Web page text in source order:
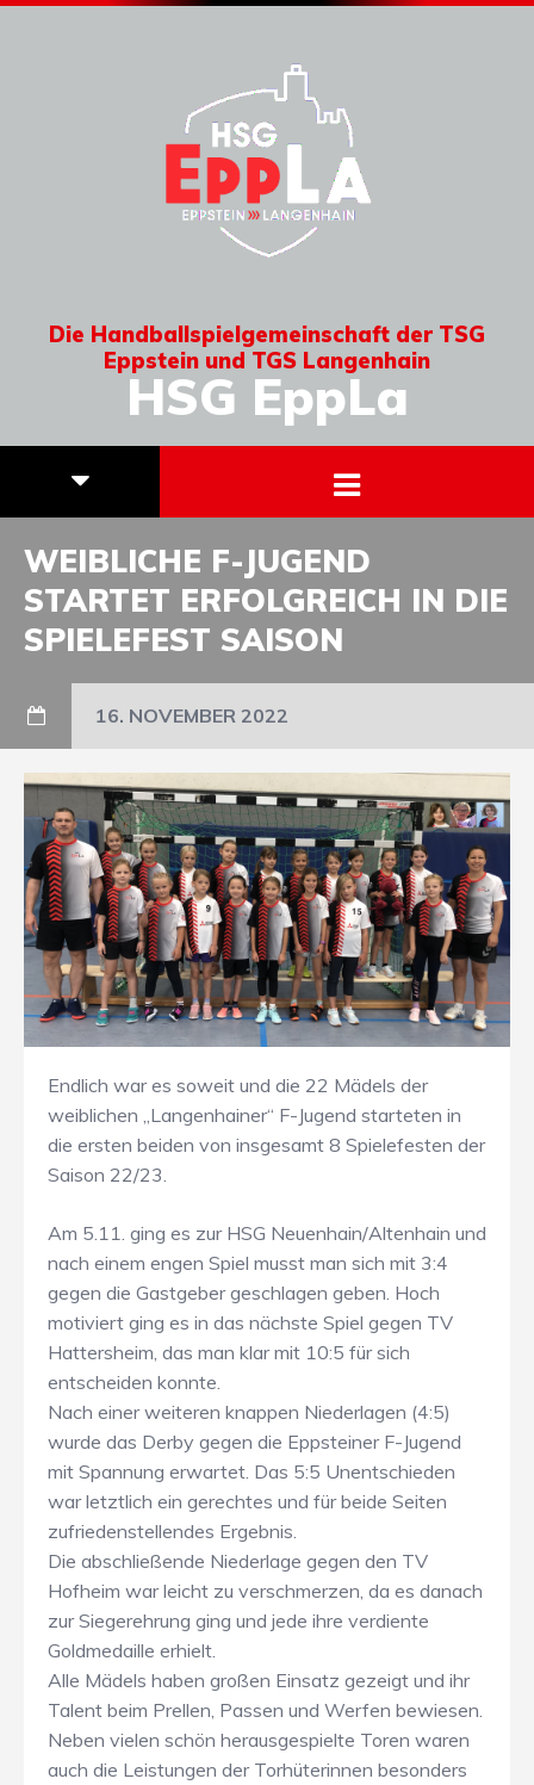
Die Handballspielgemeinschaft der TSG
Eppstein und TGS Langenhain
HSG EppLa
WEIBLICHE F-JUGEND
STARTET ERFOLGREICH IN DIE
SPIELEFEST SAISON
16. NOVEMBER 2022
Endlich war es soweit und die 22 Mädels der
weiblichen „Langenhainer“ F-Jugend starteten in
die ersten beiden von insgesamt 8 Spielefesten der
Saison 22/23.
Am 5.11. ging es zur HSG Neuenhain/Altenhain und
nach einem engen Spiel musst man sich mit 3:4
gegen die Gastgeber geschlagen geben. Hoch
motiviert ging es in das nächste Spiel gegen TV
Hattersheim, das man klar mit 10:5 für sich
entscheiden konnte.
Nach einer weiteren knappen Niederlagen (4:5)
wurde das Derby gegen die Eppsteiner F-Jugend
mit Spannung erwartet. Das 5:5 Unentschieden
war letztlich ein gerechtes und für beide Seiten
zufriedenstellendes Ergebnis.
Die abschließende Niederlage gegen den TV
Hofheim war leicht zu verschmerzen, da es danach
zur Siegerehrung ging und jede ihre verdiente
Goldmedaille erhielt.
Alle Mädels haben großen Einsatz gezeigt und ihr
Talent beim Prellen, Passen und Werfen bewiesen.
Neben vielen schön herausgespielte Toren waren
auch die Leistungen der Torhüterinnen besonders